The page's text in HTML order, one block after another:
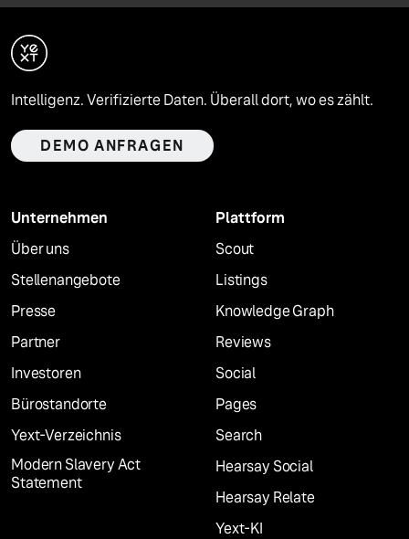
Intelligenz. Verifizierte Daten. Überall dort, wo es zählt.
DEMO ANFRAGEN
Unternehmen
Über uns
Stellenangebote
Presse
Partner
Investoren
Bürostandorte
Yext-Verzeichnis
Modern Slavery Act
Statement
Plattform
Scout
Listings
Knowledge Graph
Reviews
Social
Pages
Search
Hearsay Social
Hearsay Relate
Yext-KI